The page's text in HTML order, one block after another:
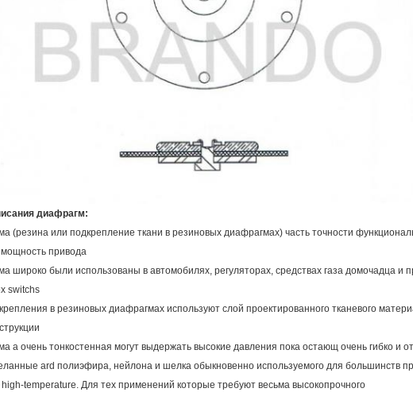
диафрагм:
(резина или подкрепление ткани в резиновых диафрагмах) часть точности
мощность привода
широко были использованы в автомобилях, регуляторах, средствах газа домочадца
switchs
в резиновых диафрагмах используют слой проектированного тканевого
a очень тонкостенная могут выдержать высокие давления пока остающ очень гибко и
ard полиэфира, нейлона и шелка обыкновенно используемого для большинств
temperature. Для тех применений которые требуют весьма высокопрочного